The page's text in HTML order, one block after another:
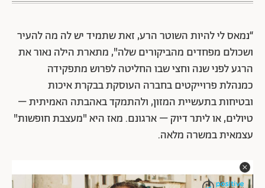
“נמאס לי להיות השוטר הרע, זאת שתמיד יש לה מה להעיר
ושכולם מפחדים מהביקורים שלה", מתארת הילה נאור את
הרגע לפני שנה וחצי שבו החליטה לפרוש מתפקידה
כמנהלת פרוייקטים בחברה העוסקת בבקרת איכות
ובטיחות בתעשיית המזון, ולהתמקד באהבתה האמיתית –
טיולים, או ליתר דיוק – ארגונם. מאז היא "מעצבת חופשות"
עצמאית במשרה מלאה.